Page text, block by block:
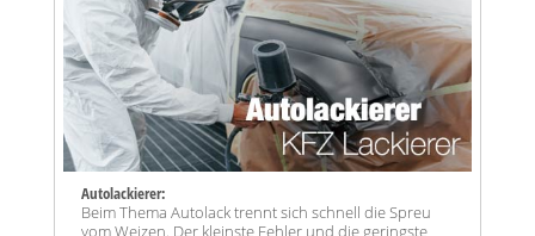
Autolackierer:
Beim Thema Autolack trennt sich schnell die Spreu
vom Weizen. Der kleinste Fehler und die geringste